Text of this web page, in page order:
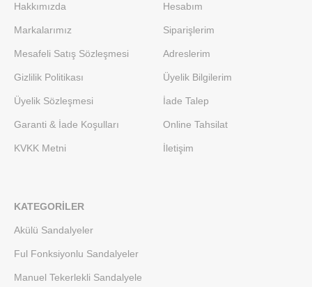
Hakkımızda
Markalarımız
Mesafeli Satış Sözleşmesi
Gizlilik Politikası
Üyelik Sözleşmesi
Garanti & İade Koşulları
KVKK Metni
Hesabım
Siparişlerim
Adreslerim
Üyelik Bilgilerim
İade Talep
Online Tahsilat
İletişim
KATEGORILER
Akülü Sandalyeler
Ful Fonksiyonlu Sandalyeler
Manuel Tekerlekli Sandalyele